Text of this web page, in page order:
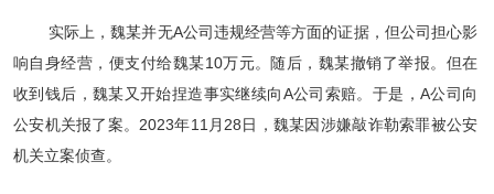
实际上，魏某并无A公司违规经营等方面的证据，但公司担心影
响自身经营，便支付给魏某10万元。随后，魏某撤销了举报。但在
收到钱后，魏某又开始捏造事实继续向A公司索赔。于是，A公司向
公安机关报了案。2023年11月28日，魏某因涉嫌敲诈勒索罪被公安
机关立案侦查。